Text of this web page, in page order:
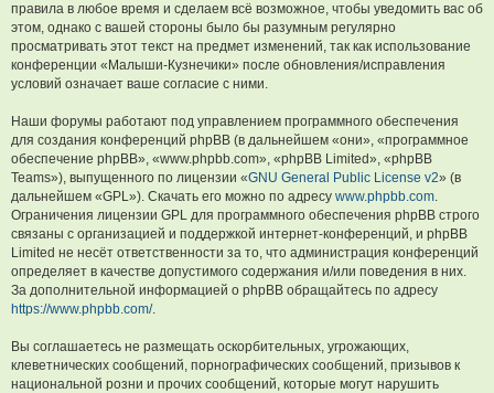
правила в любое время и сделаем всё возможное, чтобы уведомить вас об
этом, однако с вашей стороны было бы разумным регулярно
просматривать этот текст на предмет изменений, так как использование
конференции «Малыши-Кузнечики» после обновления/исправления
условий означает ваше согласие с ними.
Наши форумы работают под управлением программного обеспечения
для создания конференций phpBB (в дальнейшем «они», «программное
обеспечение phpBB», «www.phpbb.com», «phpBB Limited», «phpBB
Teams»), выпущенного по лицензии «GNU General Public License v2» (в
дальнейшем «GPL»). Скачать его можно по адресу www.phpbb.com.
Ограничения лицензии GPL для программного обеспечения phpBB строго
связаны с организацией и поддержкой интернет-конференций, и phpBB
Limited не несёт ответственности за то, что администрация конференций
определяет в качестве допустимого содержания и/или поведения в них.
За дополнительной информацией о phpBB обращайтесь по адресу
https://www.phpbb.com/.
Вы соглашаетесь не размещать оскорбительных, угрожающих,
клеветнических сообщений, порнографических сообщений, призывов к
национальной розни и прочих сообщений, которые могут нарушить